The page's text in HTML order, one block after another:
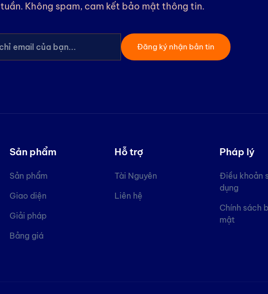
tuần. Không spam, cam kết bảo mật thông tin.
Đăng ký nhận bản tin
Sản phẩm
Sản phẩm
Giao diện
Giải pháp
Bảng giá
Hỗ trợ
Tài Nguyên
Liên hệ
Pháp lý
Điều khoản
dụng
Chính sách
mật